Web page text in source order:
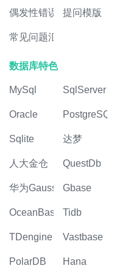
偶发性错误 提问模版
常见问题汇总
数据库特色
MySql SqlServer
Oracle PostgreSQL
Sqlite 达梦
人大金仓 QuestDb
华为Gauss Gbase
OceanBase Tidb
TDengine Vastbase
PolarDB Hana